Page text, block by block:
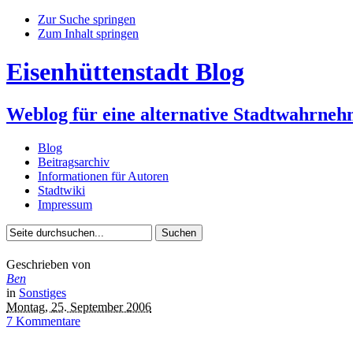
Zur Suche springen
Zum Inhalt springen
Eisenhüttenstadt Blog
Weblog für eine alternative
Blog
Beitragsarchiv
Informationen für Autoren
Stadtwiki
Impressum
Geschrieben von
Ben
in Sonstiges
Montag, 25. September 2006
7 Kommentare